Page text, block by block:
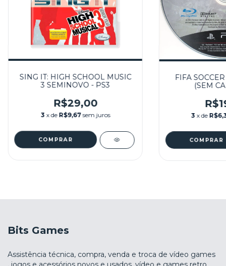
SING IT: HIGH SCHOOL MUSIC
3 SEMINOVO - PS3
R$29,00
3 x de R$9,67 sem juros
FIFA
(SEM
3 x de
Bits Games
Assistência técnica, compra, venda e troca de vídeo games